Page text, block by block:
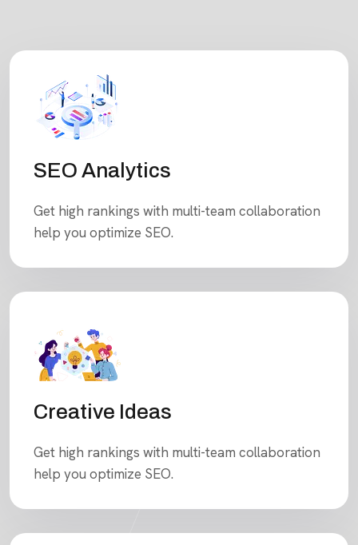
SEO Analytics
Get high rankings with multi-team collaboration
help you optimize SEO.
Creative Ideas
Get high rankings with multi-team collaboration
help you optimize SEO.